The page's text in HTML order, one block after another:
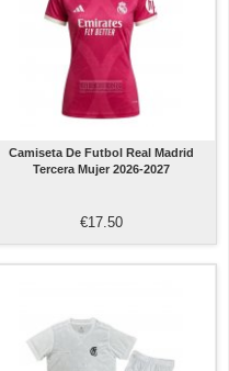
Camiseta De Futbol Real Madrid
Tercera Mujer 2026-2027
€17.50